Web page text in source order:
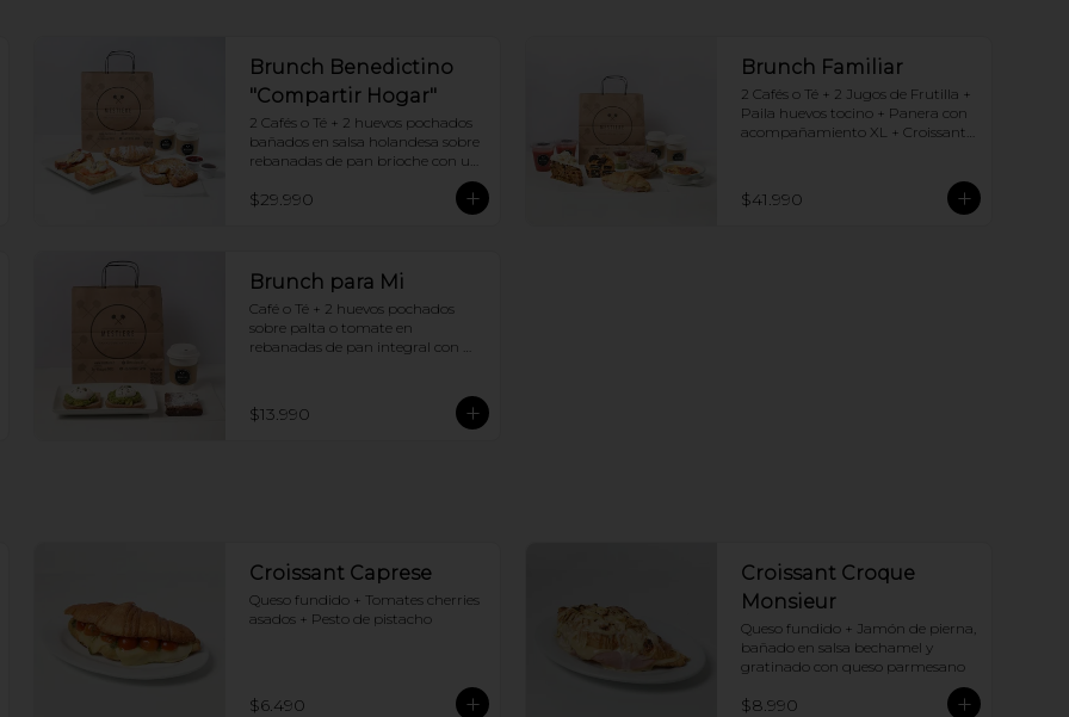
Brunch Benedictino
"Compartir Hogar"
2 Cafés o Té + 2 huevos pochados
bañados en salsa holandesa sobre
rebanadas de pan brioche con un
Tostadas francesas + Croissant de
$29.990
Brunch Familiar
2 Cafés o Té + 2 Jugos de Frutilla +
Paila huevos tocino + Panera con
acompañamiento XL + Croissant
$41.990
Brunch para Mi
Café o Té + 2 huevos pochados
sobre palta o tomate en
rebanadas de pan integral con
$13.990
Croissant Caprese
Queso fundido + Tomates cherries
asados + Pesto de pistacho
$6.490
Croissant Croque
Monsieur
Queso fundido + Jamón de pierna,
bañado en salsa bechamel y
gratinado con queso parmesano
$8.990